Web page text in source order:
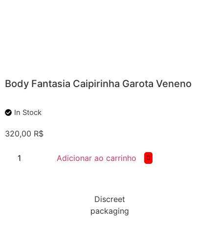
Body Fantasia Caipirinha Garota Veneno
In Stock
320,00 R$
Adicionar ao carrinho
Discreet
packaging